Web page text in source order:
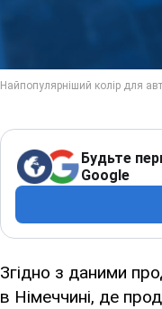
Будьте
Google
Згідно з даними
в Німеччині, де